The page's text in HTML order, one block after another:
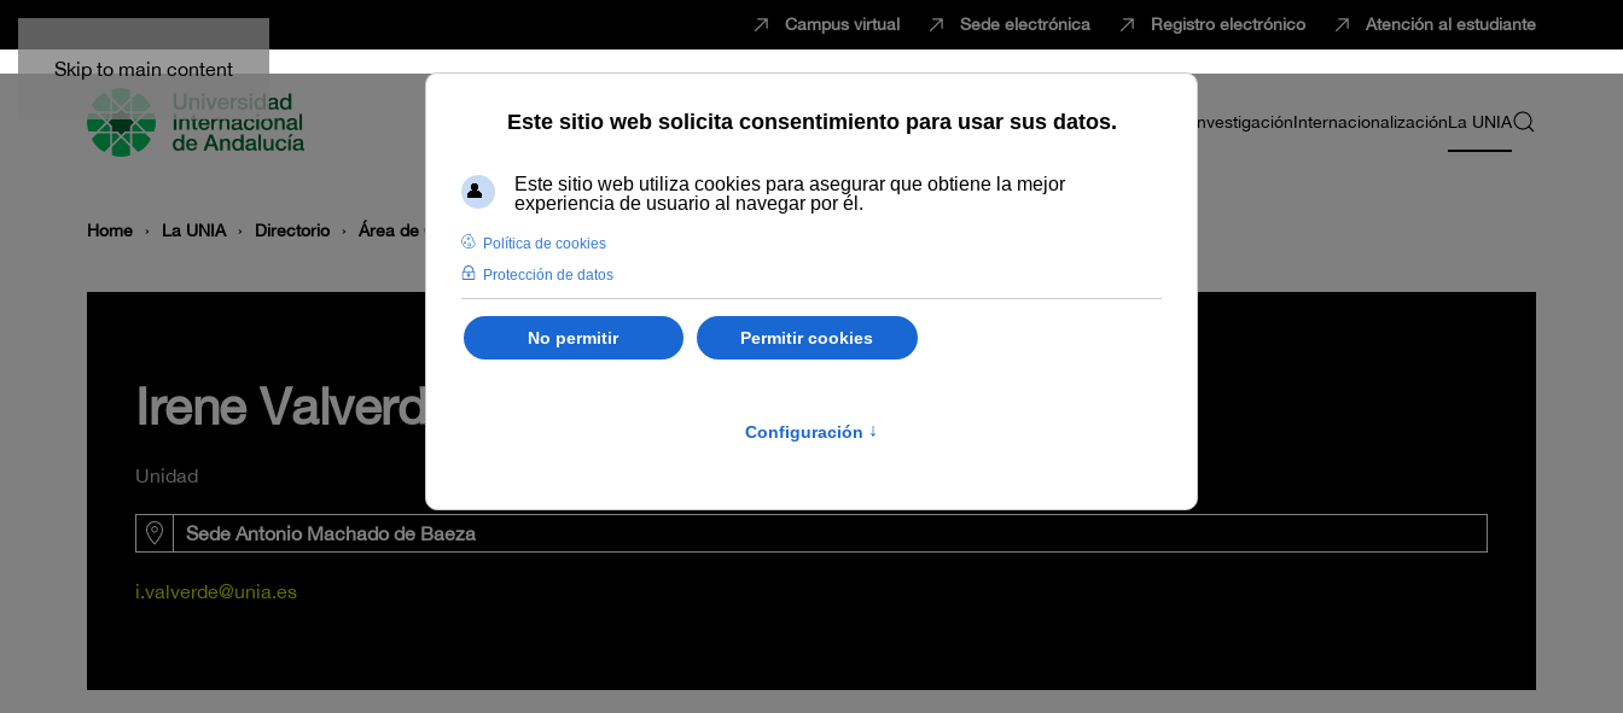
Skip to main content
Campus virtual Sede electrónica Registro electrónico Atención al estudiante
EstudiarInnovaciónVida universitariaProfesorado InvestigaciónInternacionalizaciónLa UNIA
Home La UNIA Directorio Área de Gestión Académica
Irene Valverde López
Unidad
Sede Antonio Machado de Baeza
i.valverde@unia.es